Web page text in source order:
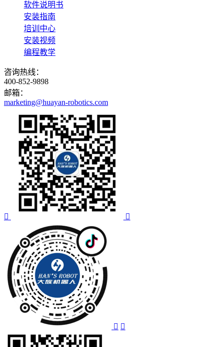
软件说明书
安装指南
培训中心
安装视频
编程教学
咨询热线：
400-852-9898
邮箱：
marketing@huayan-robotics.com